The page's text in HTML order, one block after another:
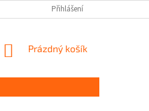
PODMÍNKY OCHRANY OSOBNÍCH ÚDAJŮ
Přihlášení
NÁKUPNÍ
Prázdný košík